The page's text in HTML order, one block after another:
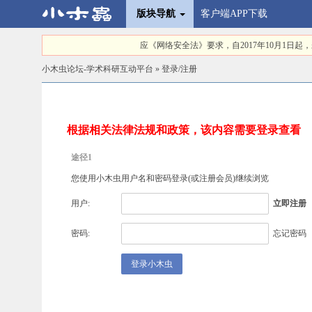
版块导航 客户端APP下载
应《网络安全法》要求，自2017年10月1日起
小木虫论坛-学术科研互动平台 » 登录/注册
根据相关法律法规和政策，该内容需要登录查看
途径1
您使用小木虫用户名和密码登录(或注册会员)继续浏览
用户: 立即注册
密码: 忘记密码
登录小木虫